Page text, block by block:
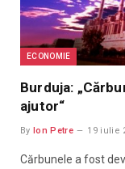
ECONOMIE
Burduja:
ajutor“
By Ion Petre 19 iulie
Cărbunele a fost